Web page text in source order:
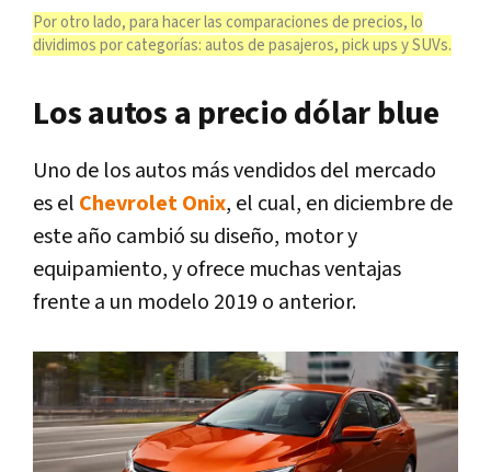
Por otro lado, para hacer las comparaciones de precios, lo
dividimos por categorías: autos de pasajeros, pick ups y SUVs.
Los autos a precio dólar blue
Uno de los autos más vendidos del mercado
es el Chevrolet Onix, el cual, en diciembre de
este año cambió su diseño, motor y
equipamiento, y ofrece muchas ventajas
frente a un modelo 2019 o anterior.